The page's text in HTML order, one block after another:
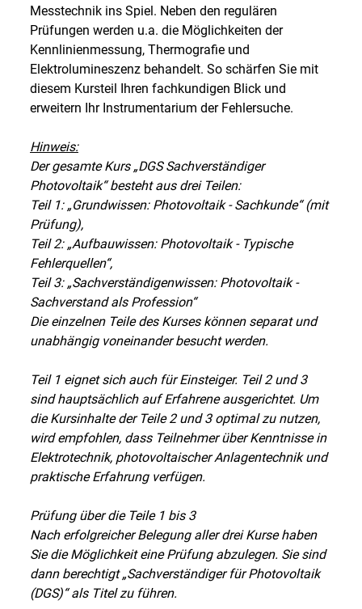
Messtechnik ins Spiel. Neben den regulären
Prüfungen werden u.a. die Möglichkeiten der
Kennlinienmessung, Thermografie und
Elektrolumineszenz behandelt. So schärfen Sie mit
diesem Kursteil Ihren fachkundigen Blick und
erweitern Ihr Instrumentarium der Fehlersuche.
Hinweis:
Der gesamte Kurs „DGS Sachverständiger
Photovoltaik“ besteht aus drei Teilen:
Teil 1: „Grundwissen: Photovoltaik - Sachkunde“ (mit
Prüfung),
Teil 2: „Aufbauwissen: Photovoltaik - Typische
Fehlerquellen“,
Teil 3: „Sachverständigenwissen: Photovoltaik -
Sachverstand als Profession“
Die einzelnen Teile des Kurses können separat und
unabhängig voneinander besucht werden.
Teil 1 eignet sich auch für Einsteiger. Teil 2 und 3
sind hauptsächlich auf Erfahrene ausgerichtet. Um
die Kursinhalte der Teile 2 und 3 optimal zu nutzen,
wird empfohlen, dass Teilnehmer über Kenntnisse in
Elektrotechnik, photovoltaischer Anlagentechnik und
praktische Erfahrung verfügen.
Prüfung über die Teile 1 bis 3
Nach erfolgreicher Belegung aller drei Kurse haben
Sie die Möglichkeit eine Prüfung abzulegen. Sie sind
dann berechtigt „Sachverständiger für Photovoltaik
(DGS)“ als Titel zu führen.